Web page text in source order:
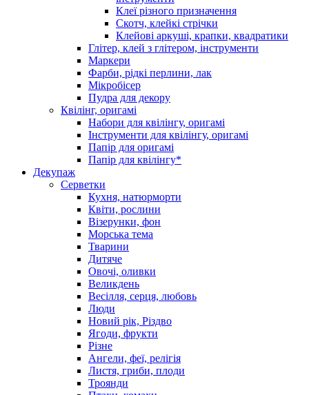
Клеї різного призначення
Скотч, клейкі стрічки
Клейові аркуші, крапки, квадратики
Глітер, клей з глітером, інструменти
Маркери
Фарби, рідкі перлини, лак
Мікробісер
Пудра для декору
Квілінг, оригамі
Набори для квілінгу, оригамі
Інструменти для квілінгу, оригамі
Папір для оригамі
Папір для квілінгу*
Декупаж
Серветки
Кухня, натюрморти
Квіти, рослини
Візерунки, фон
Морська тема
Тварини
Дитяче
Овочі, оливки
Великдень
Весілля, серця, любовь
Люди
Новий рік, Різдво
Ягоди, фрукти
Різне
Ангели, феї, релігія
Листя, гриби, плоди
Троянди